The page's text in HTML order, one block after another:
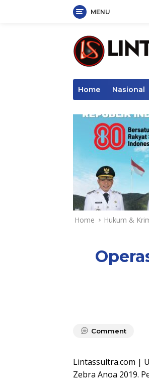
MENU
Home Nasional
Home Hukum &
Comment
Lintassultra.com |
Zebra Anoa 2019.